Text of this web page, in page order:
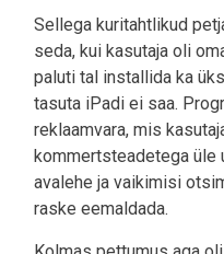
Sellega kuritahtlikud
seda, kui kasutaja oli
paluti tal installida ka
tasuta iPadi ei saa.
reklaamvara, mis
kommertsteadetega üle
avalehe ja vaikimisi
raske eemaldada.